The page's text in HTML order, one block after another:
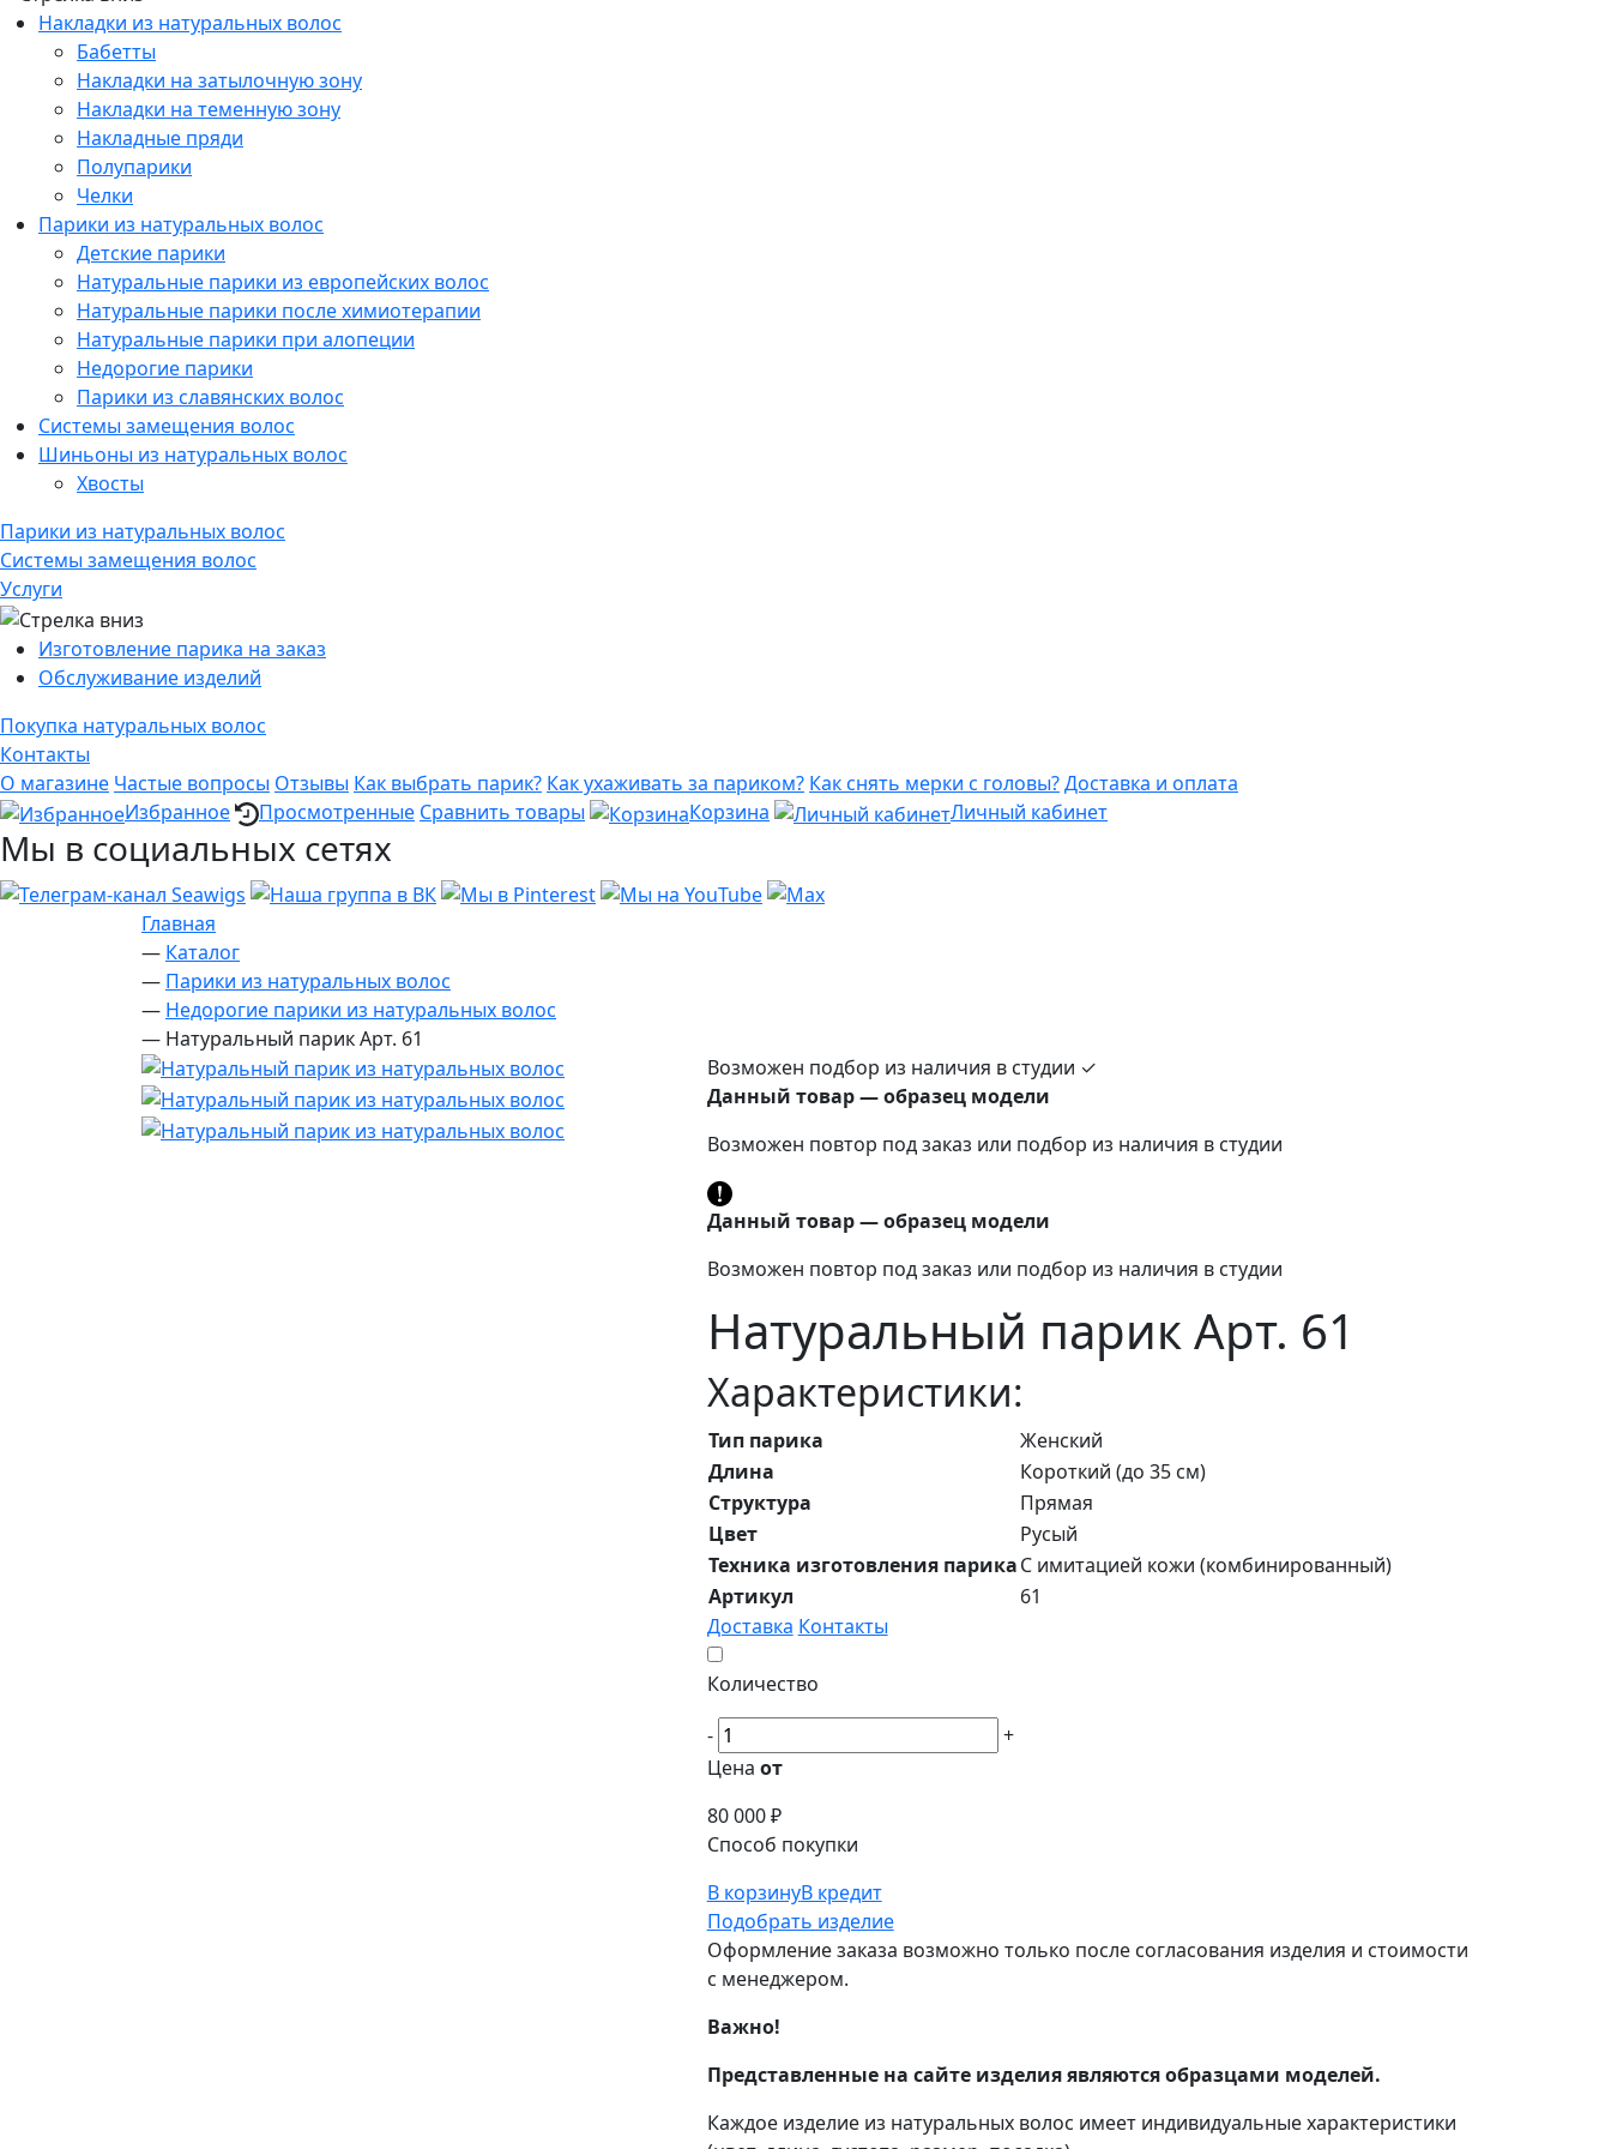
Накладки из натуральных волос
Бабетты
Накладки на затылочную зону
Накладки на теменную зону
Накладные пряди
Полупарики
Челки
Парики из натуральных волос
Детские парики
Натуральные парики из европейских волос
Натуральные парики после химиотерапии
Натуральные парики при алопеции
Недорогие парики
Парики из славянских волос
Системы замещения волос
Шиньоны из натуральных волос
Хвосты
Парики из натуральных волос
Системы замещения волос
Услуги
Изготовление парика на заказ
Обслуживание изделий
Покупка натуральных волос
Контакты
О магазине Частые вопросы Отзывы Как выбрать парик? Как ухаживать за париком? Как снять мерки с головы?Доставка и оплата
Избранное
Просмотренные Сравнить товары Корзина Личный кабинет
Мы в социальных сетях
Главная
— Каталог
— Парики из натуральных волос
— Недорогие парики из натуральных волос
— Натуральный парик Арт. 61
Возможен подбор из наличия в студии ✓
Данный товар — образец модели
Возможен повтор под заказ или подбор из наличия в студии
Данный товар — образец модели
Возможен повтор под заказ или подбор из наличия в студии
Натуральный парик Арт. 61
Характеристики:
Тип парика
Женский
Длина
Короткий (до 35 см)
Структура
Прямая
Цвет
Русый
Техника изготовления парикаС имитацией кожи (комбинированный)
Артикул
61
Доставка Контакты
Количество
-
+
Цена от
80 000 ₽
Способ покупки
В корзинуВ кредит
Подобрать изделие
Оформление заказа возможно только после согласования изделия и стоимости
с менеджером.
Важно!
Представленные на сайте изделия являются образцами моделей.
Каждое изделие из натуральных волос имеет индивидуальные характеристики